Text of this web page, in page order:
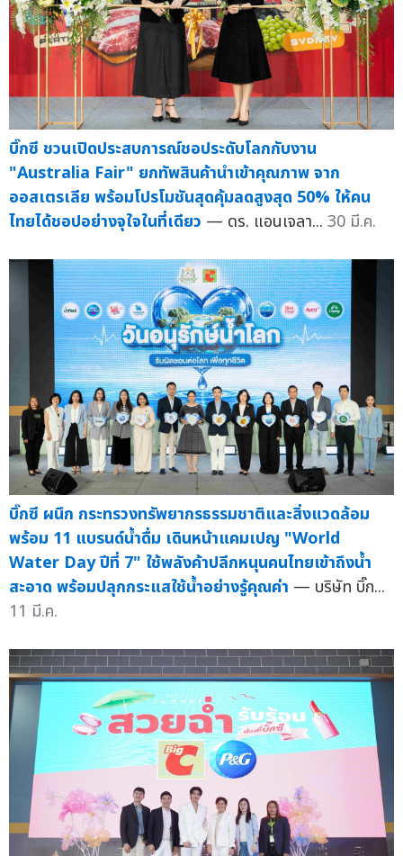
บิ๊กซี ชวนเปิดประสบการณ์ชอประดับโลกกับงาน
"Australia Fair" ยกทัพสินค้านำเข้าคุณภาพ จาก
ออสเตรเลีย พร้อมโปรโมชันสุดคุ้มลดสูงสุด 50% ให้คน
ไทยได้ชอปอย่างจุใจในที่เดียว — ดร. แอนเจลา... 30 มี.ค.
บิ๊กซี ผนึก กระทรวงทรัพยากรธรรมชาติและสิ่งแวดล้อม
พร้อม 11 แบรนด์น้ำดื่ม เดินหน้าแคมเปญ "World
Water Day ปีที่ 7" ใช้พลังค้าปลีกหนุนคนไทยเข้าถึงน้ำ
สะอาด พร้อมปลุกกระแสใช้น้ำอย่างรู้คุณค่า — บริษัท บิ๊ก...
11 มี.ค.